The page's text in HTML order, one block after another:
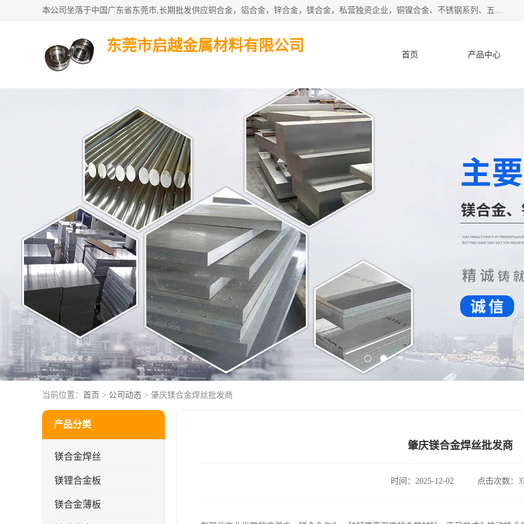
本公司坐落于中国广东省东莞市,长期批发供应铜合金，铝合金，锌合金，镁合金，私营独资企业，铜镍合金、不锈钢系列、五金冲压材料、进口金属材料、钨钢、高速钢、白钢刀、铝系列材料、铝镁合金、锰钢片等，启越是一家经国家相关部门批准注册的企业。公司以雄厚的实力、合理的厂家、优良的服务与多家企业建立了长期的合作关系。欢迎前来参观、考察、洽谈业务。 金属材料...,欢迎惠顾！
东莞市启越金属材料有限公司
首页 产品中心
当前位置： 首页 > 公司动态 > 肇庆镁合金焊丝批发商
产品分类
镁合金焊丝
镁锂合金板
镁合金薄板
肇庆镁合金焊丝批发商
时间：2025-12-02 点击次数：